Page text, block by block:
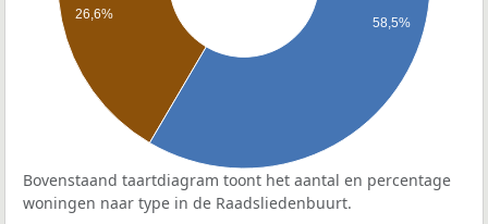
26,6%
58,5%
Bovenstaand taartdiagram toont het aantal en percentage
woningen naar type in de Raadsliedenbuurt.